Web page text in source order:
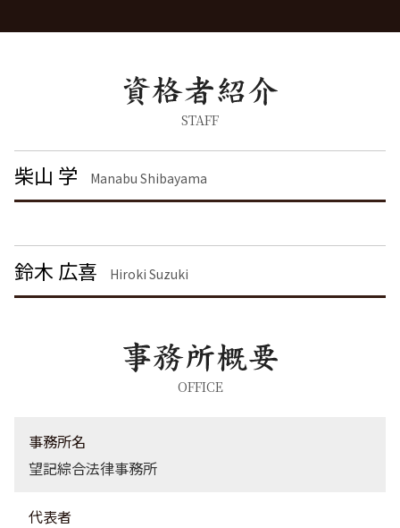
離婚 慰謝料 精神的苦痛
離婚公正証書
離婚 慰謝料 種類
離婚 精神的苦痛 慰謝料相場
詐欺罪 時効
暴行罪 構成要件
器物破損 器物損壊 違い
痴漢 冤罪 逮捕
痴漢 逮捕
暴行罪 慰謝料
刑事事件 日本
債権回収 埼玉県 弁護士
離婚 栃木県 弁護士
刑事事件 千葉県 弁護士
刑事事件 茨城県 弁護士
不動産トラブル 栃木県 弁護士
離婚 東京都 弁護士
企業法務 神奈川県 弁護士
企業法務 大田区 弁護士
刑事事件 大田区 弁護士
刑事事件 渋谷区 弁護士
労働問題 渋谷区 弁護士
不動産トラブル 千葉県 弁護士
STAFF
柴山 学 Manabu Shibayama
鈴木 広喜 Hiroki Suzuki
OFFICE
事務所名
望記綜合法律事務所
代表者